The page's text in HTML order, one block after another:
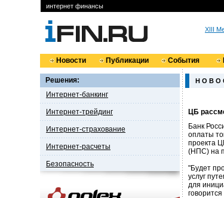
интернет финансы
XIII
Новости Публикации События
Решения:
Интернет-банкинг
Интернет-трейдинг
Интернет-страхование
Интернет-расчеты
Безопасность
Н О В О
ЦБ
Банк
оплаты
проекта
(НПС) на
"Будет
услуг
для